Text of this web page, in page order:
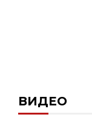
ВИДЕО